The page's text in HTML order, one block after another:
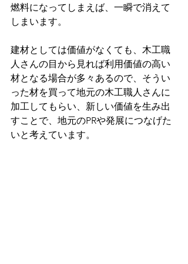
燃料になってしまえば、一瞬で消えて
しまいます。
建材としては価値がなくても、木工職
人さんの目から見れば利用価値の高い
材となる場合が多々あるので、そうい
った材を買って地元の木工職人さんに
加工してもらい、新しい価値を生み出
すことで、地元のPRや発展につなげた
いと考えています。